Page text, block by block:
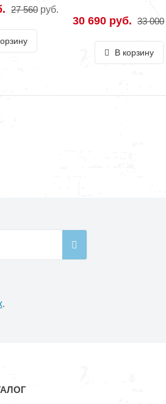
27 560 руб.
30 690 руб. 33 000
В корзину
.